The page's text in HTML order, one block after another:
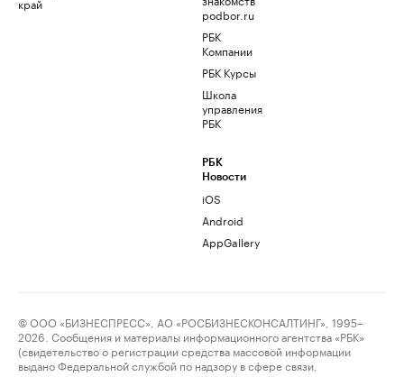
podbor.ru
РБК
Компании
РБК Курсы
Школа
управления
РБК
РБК
Новости
iOS
Android
AppGallery
© ООО «БИЗНЕСПРЕСС», АО «РОСБИЗНЕСКОНСАЛТИНГ», 1995–
2026. Сообщения и материалы информационного агентства «РБК»
(свидетельство о регистрации средства массовой информации
выдано Федеральной службой по надзору в сфере связи,